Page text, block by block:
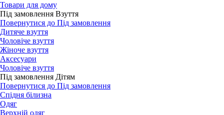
Товари для дому
Під замовлення Взуття
Повернутися до Під замовлення
Дитяче взуття
Чоловіче взуття
Жіноче взуття
Аксесуари
Чоловіче взуття
Під замовлення Дітям
Повернутися до Під замовлення
Спідня білизна
Одяг
Верхній одяг